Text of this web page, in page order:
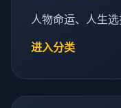
人物命运、人生选
进入分类